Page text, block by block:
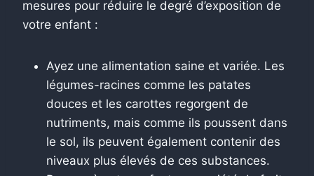
mesures pour réduire le degré d’exposition de
votre enfant :
Ayez une alimentation saine et variée. Les
légumes-racines comme les patates
douces et les carottes regorgent de
nutriments, mais comme ils poussent dans
le sol, ils peuvent également contenir des
niveaux plus élevés de ces substances.